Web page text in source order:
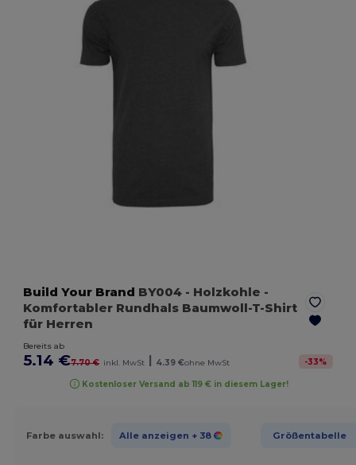
Build Your Brand BY004 - Holzkohle -
Komfortabler Rundhals Baumwoll-T-Shirt
für Herren
Bereits ab
5.14 €7.70 € inkl. MwSt | 4.39 €ohne MwSt -33%
Kostenloser Versand ab 119 € in diesem Lager!
Farbe auswahl: Alle anzeigen + 38 Größentabelle